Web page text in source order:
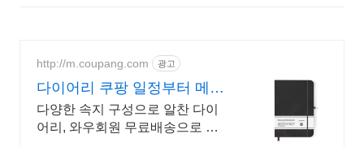
http://m.coupang.com 광고
다이어리 쿠팡 일정부터 메모
까지 한 번에
다양한 속지 구성으로 알찬 다이
어리, 와우회원 무료배송으로 편